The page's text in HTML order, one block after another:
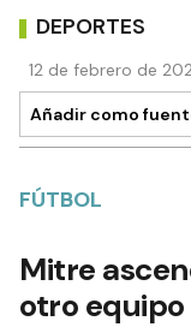
DEPORTES
12 de febrero de
Añadir como
FÚTBOL
Mitre
otro equipo